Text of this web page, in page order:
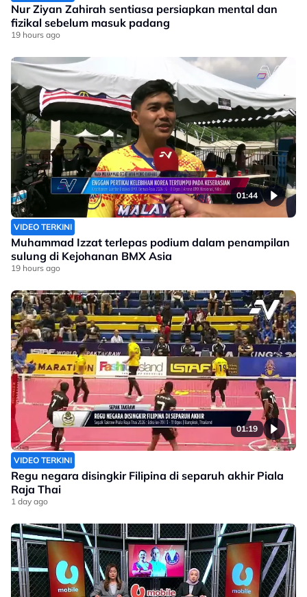
Nur Ziyan Zahirah sentiasa persiapkan mental dan
fizikal sebelum masuk padang
19 hours ago
01:44
VIDEO TERKINI
Muhammad Izzat terlepas podium dalam penampilan
sulung di Kejohanan BMX Asia
19 hours ago
01:19
VIDEO TERKINI
Regu negara disingkir Filipina di separuh akhir Piala
Raja Thai
1 day ago